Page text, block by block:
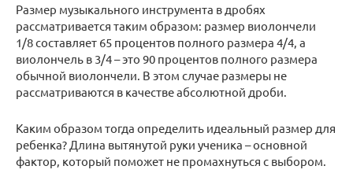
Размер музыкального инструмента в дробях
рассматривается таким образом: размер виолончели
1/8 составляет 65 процентов полного размера 4/4, а
виолончель в 3/4 – это 90 процентов полного размера
обычной виолончели. В этом случае размеры не
рассматриваются в качестве абсолютной дроби.
Каким образом тогда определить идеальный размер для
ребенка? Длина вытянутой руки ученика – основной
фактор, который поможет не промахнуться с выбором.